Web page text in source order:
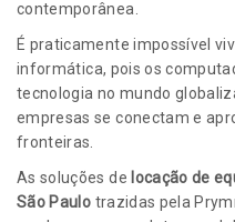
contemporânea.
É praticamente impossível
informática, pois os
tecnologia no mundo
empresas se conectam e
fronteiras.
As soluções de locação de
São Paulo trazidas pela